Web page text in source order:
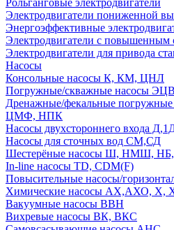
Рольганговые электродвигатели
Электродвигатели пониженной
Энергоэффективные
Электродвигатели с повышенным
Электродвигатели для привода
Насосы
Консольные насосы К, КМ, ЦНЛ
Погружные/скважные насосы ЭЦВ
Дренажные/фекальные
ЦМФ, НПК
Насосы двухстороннего входа
Насосы для сточных вод СМ,СД
Шестерёные насосы Ш, НМШ, НБ,
In-line насосы TD, CDM(F)
Повысительные насосы/
Химические насосы АХ,АХО, Х,
Вакуумные насосы ВВН
Вихревые насосы ВК, ВКС